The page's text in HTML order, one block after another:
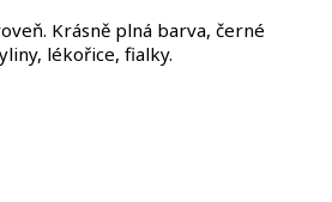
Krásně plná barva, černé
lékořice, fialky.